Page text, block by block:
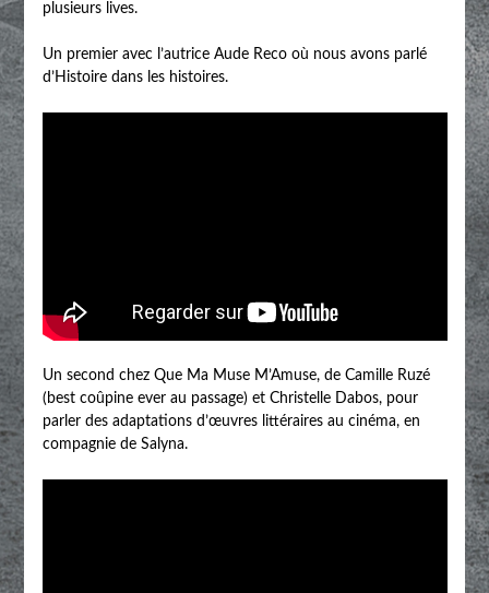
plusieurs lives.
Un premier avec l’autrice Aude Reco où nous avons parlé
d’Histoire dans les histoires.
Un second chez Que Ma Muse M’Amuse, de Camille Ruzé
(best coûpine ever au passage) et Christelle Dabos, pour
parler des adaptations d’œuvres littéraires au cinéma, en
compagnie de Salyna.